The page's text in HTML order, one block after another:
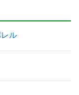
ル